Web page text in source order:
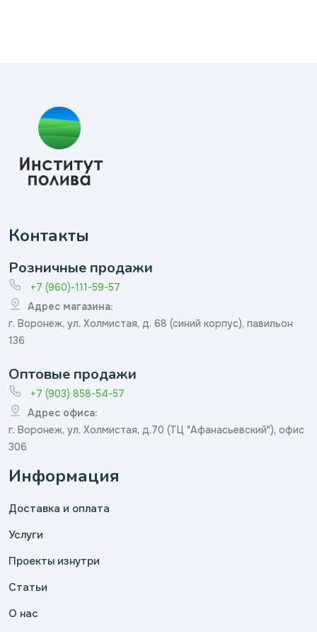
Контакты
Розничные продажи
+7 (960)-111-59-57
Адрес магазина:
г. Воронеж, ул. Холмистая, д. 68 (синий корпус), павильон
136
Оптовые продажи
+7 (903) 858-54-57
Адрес офиса:
г. Воронеж, ул. Холмистая, д.70 (ТЦ "Афанасьевский"), офис
306
Информация
Доставка и оплата
Услуги
Проекты изнутри
Статьи
О нас